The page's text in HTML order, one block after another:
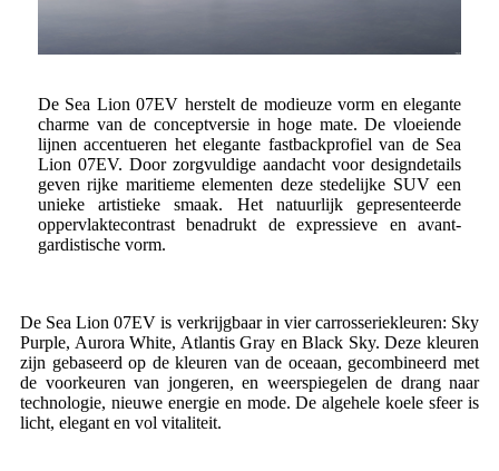
De Sea Lion 07EV herstelt de modieuze vorm en elegante
charme van de conceptversie in hoge mate. De vloeiende
lijnen accentueren het elegante fastbackprofiel van de Sea
Lion 07EV. Door zorgvuldige aandacht voor designdetails
geven rijke maritieme elementen deze stedelijke SUV een
unieke artistieke smaak. Het natuurlijk gepresenteerde
oppervlaktecontrast benadrukt de expressieve en avant-
gardistische vorm.
De Sea Lion 07EV is verkrijgbaar in vier carrosseriekleuren: Sky
Purple, Aurora White, Atlantis Gray en Black Sky. Deze kleuren
zijn gebaseerd op de kleuren van de oceaan, gecombineerd met
de voorkeuren van jongeren, en weerspiegelen de drang naar
technologie, nieuwe energie en mode. De algehele koele sfeer is
licht, elegant en vol vitaliteit.